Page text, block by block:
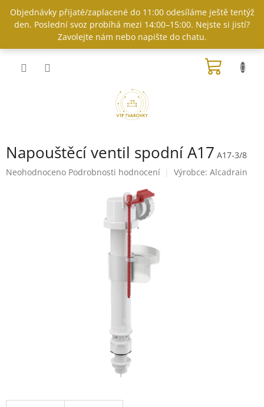
obsah
Objednávky přijaté/zaplacené do 11:00 odesíláme ještě tentýž
den. Poslední svoz probíhá mezi 14:00–15:00. Nejste si jistí?
Zavolejte nám nebo napište do chatu.
Napouštěcí ventil spodní A17 A17-3/8
Průměrné
Neohodnoceno Podrobnosti hodnocení Výrobce: Alcadrain